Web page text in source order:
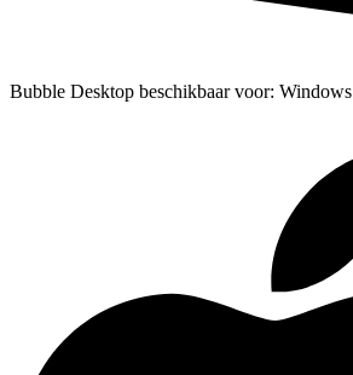
Bubble Desktop beschikbaar voor: Windows